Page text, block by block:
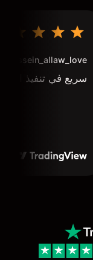
houssein_allaw_love
سريع في تنفيذ